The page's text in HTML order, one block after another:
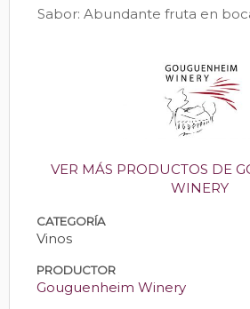
Sabor: Abundante fruta en
VER MÁS PRODUCTOS DE
WINERY
CATEGORÍA
Vinos
PRODUCTOR
Gouguenheim Winery